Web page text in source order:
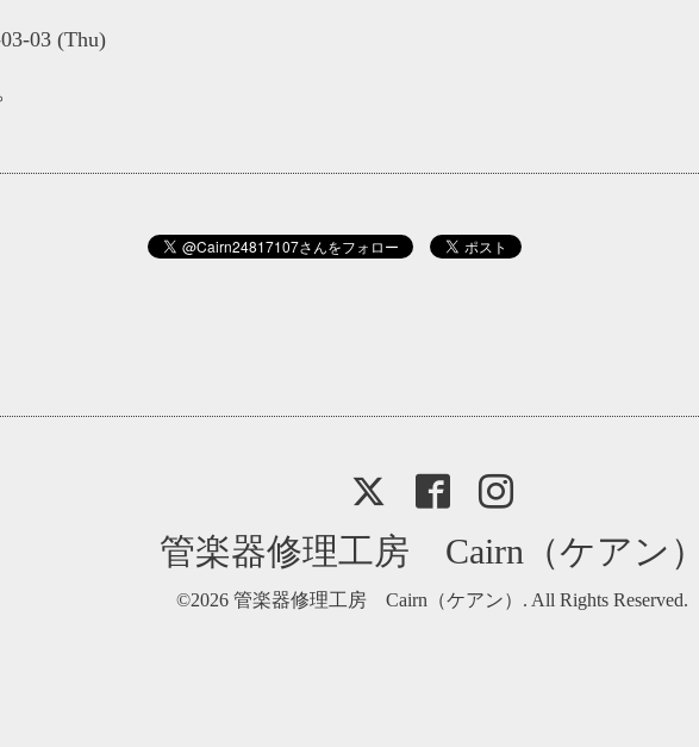
03 (Thu)
管楽器修理工房 Cairn（ケアン
©2026 管楽器修理工房 Cairn（ケアン） . All Rights Reserved.